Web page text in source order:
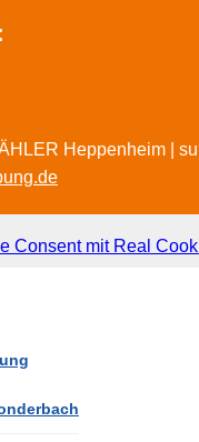
Heppenheim |
Consent mit Real